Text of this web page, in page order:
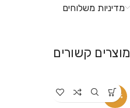
מדיניות משלוחים
מוצרים קשורים
-18%